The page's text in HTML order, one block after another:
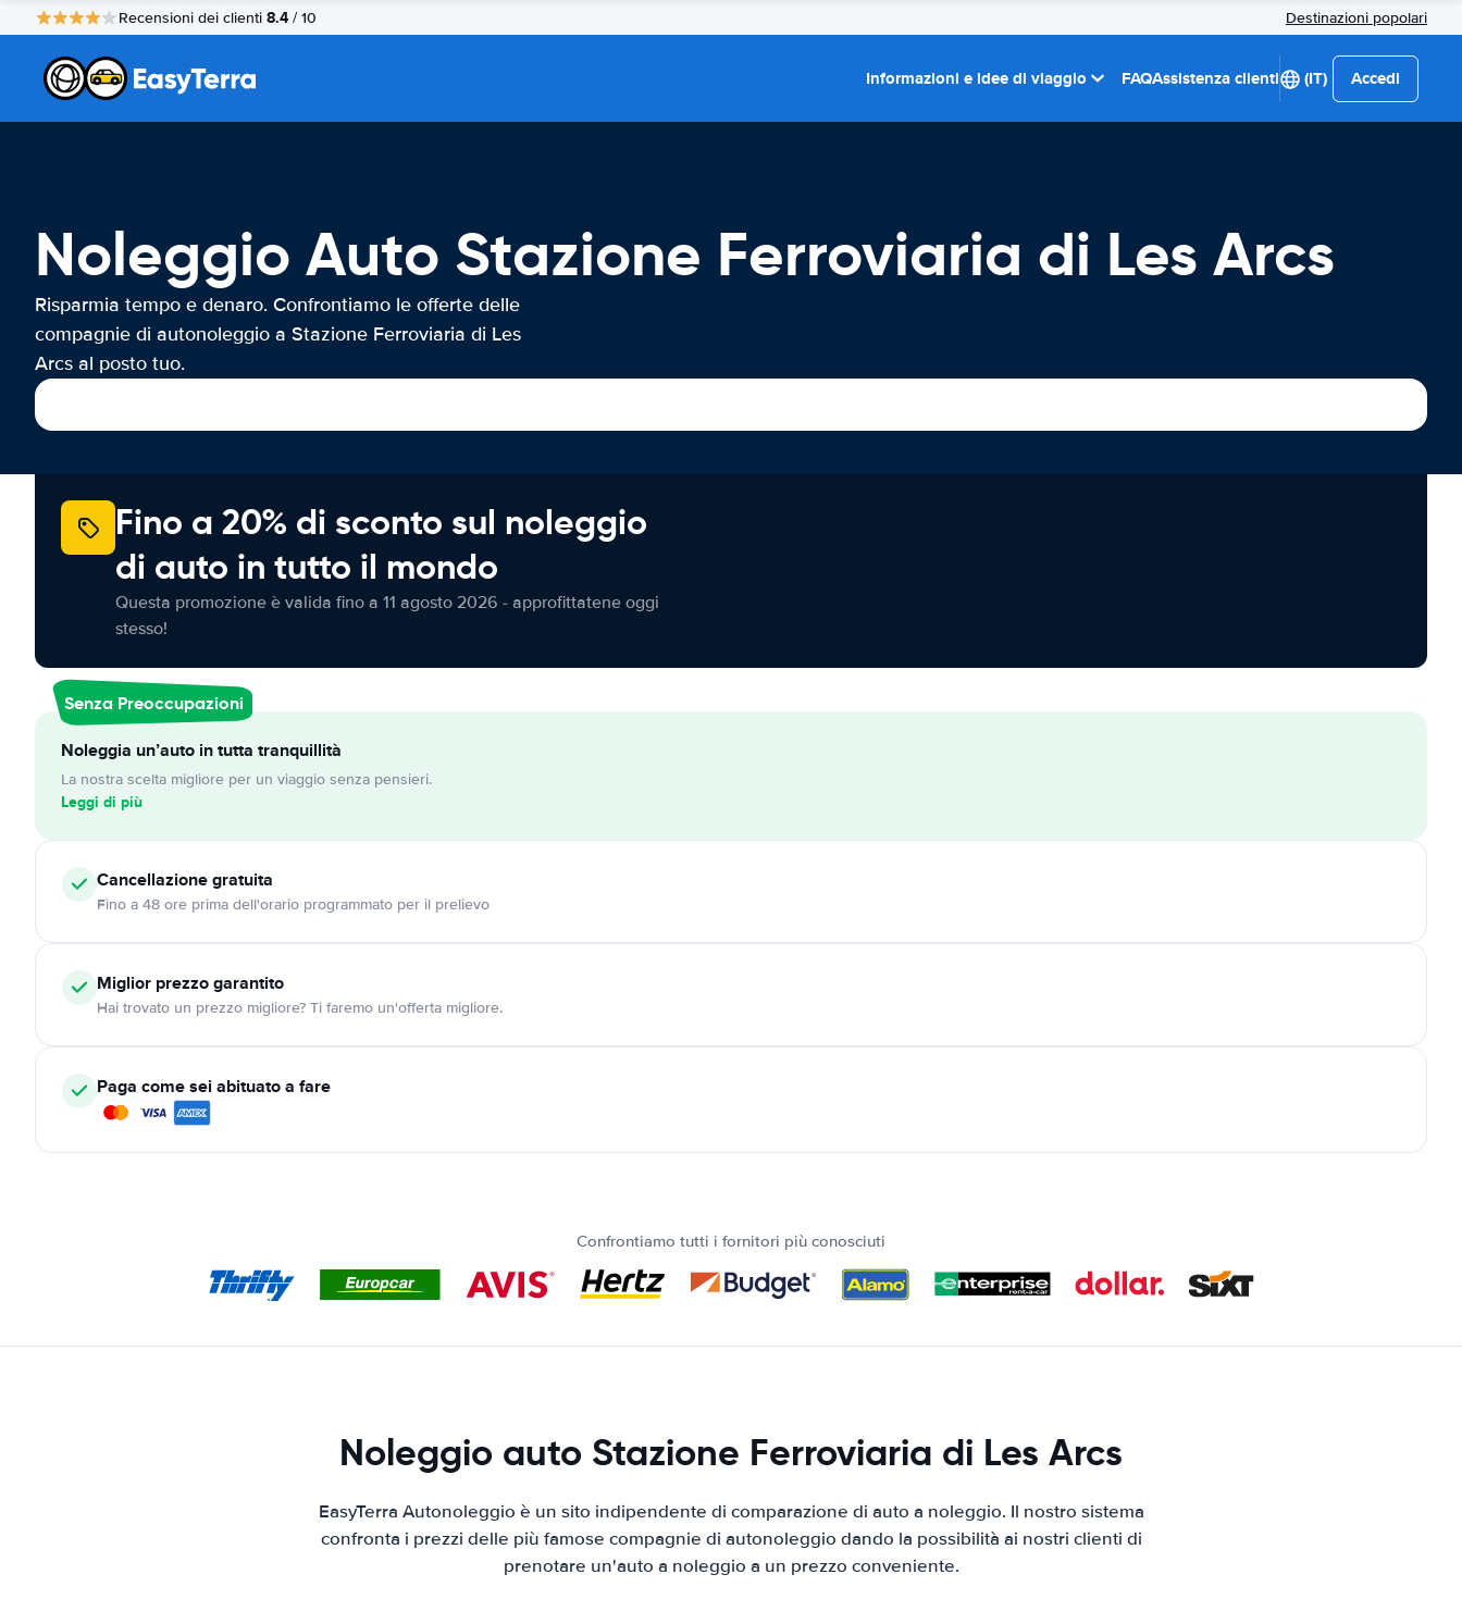
Recensioni dei clienti 8.4 / 10 Destinazioni popolari
Informazioni e idee di viaggio FAQAssistenza clienti (IT) Accedi
Noleggio Auto Stazione Ferroviaria di Les Arcs
Risparmia tempo e denaro. Confrontiamo le offerte delle
compagnie di autonoleggio a Stazione Ferroviaria di Les
Arcs al posto tuo.
Fino a 20% di sconto sul noleggio
di auto in tutto il mondo
Questa promozione è valida fino a 11 agosto 2026 - approfittatene oggi
stesso!
Senza Preoccupazioni
Noleggia un’auto in tutta tranquillità
La nostra scelta migliore per un viaggio senza pensieri.
Leggi di più
Cancellazionegratuita
Fino a 48 ore prima dell'orario programmato per il prelievo
Miglior prezzo garantito
Hai trovato un prezzo migliore? Ti faremo un'offerta migliore.
Paga come sei abituato a fare
Confrontiamo tutti i fornitori più conosciuti
Noleggio auto Stazione Ferroviaria di Les Arcs
EasyTerra Autonoleggio è un sito indipendente di comparazione di auto a noleggio. Il nostro sistema
confronta i prezzi delle più famose compagnie di autonoleggio dando la possibilità ai nostri clienti di
prenotare un'auto a noleggio a un prezzo conveniente.